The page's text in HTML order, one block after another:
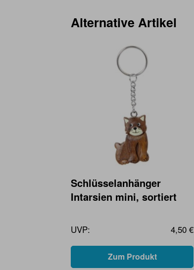
Alternative Artikel
Schlüsselanhänger
Intarsien mini, sortiert
UVP: 4,50 €
Zum Produkt